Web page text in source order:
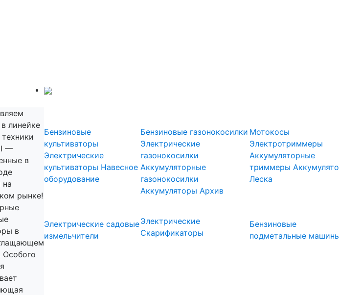
линейке
—
в
на
рынке!
в
Особого
Бензиновые
культиваторы
Электрические
культиваторы Навесное
оборудование
Электрические садовые
измельчители
Бензиновые газонокосилки
Электрические
газонокосилки
Аккумуляторные
газонокосилки
Аккумуляторы Архив
Электрические
Скарификаторы
Мотокосы
Электротриммеры
Аккумуляторные
триммеры
Леска
Бензиновые
подметальные